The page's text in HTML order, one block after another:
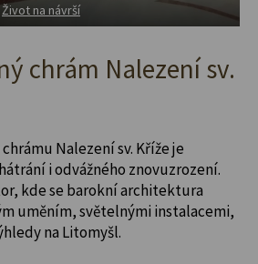
Život na návrší
chrám Nalezení sv.
Nalezení sv. Kříže je
i odvážného znovuzrození.
kde se barokní architektura
uměním, světelnými instalacemi,
na Litomyšl.